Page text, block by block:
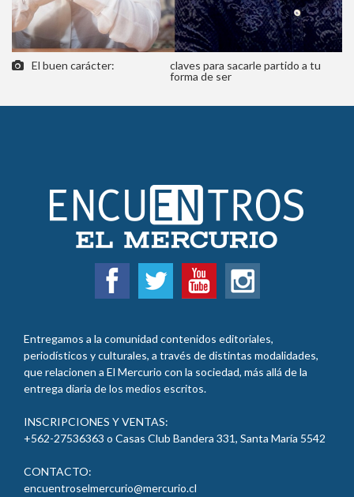
El buen carácter:
claves para sacarle partido a tu
forma de ser
Entregamos a la comunidad contenidos editoriales,
periodísticos y culturales, a través de distintas modalidades,
que relacionen a El Mercurio con la sociedad, más allá de la
entrega diaria de los medios escritos.
INSCRIPCIONES Y VENTAS:
+562-27536363 o Casas Club Bandera 331, Santa María 5542
CONTACTO:
encuentroselmercurio@mercurio.cl